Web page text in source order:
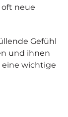
neue
Gefühl
und ihnen
wichtige